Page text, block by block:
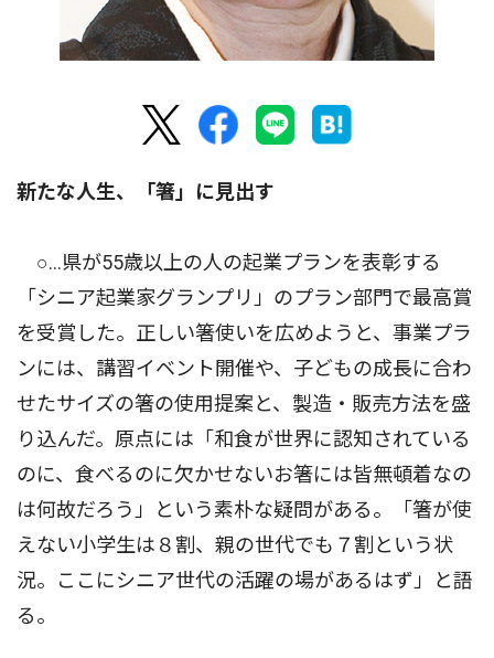
新たな人生、「箸」に見出す
○…県が55歳以上の人の起業プランを表彰する
「シニア起業家グランプリ」のプラン部門で最高賞
を受賞した。正しい箸使いを広めようと、事業プラ
ンには、講習イベント開催や、子どもの成長に合わ
せたサイズの箸の使用提案と、製造・販売方法を盛
り込んだ。原点には「和食が世界に認知されている
のに、食べるのに欠かせないお箸には皆無頓着なの
は何故だろう」という素朴な疑問がある。「箸が使
えない小学生は８割、親の世代でも７割という状
況。ここにシニア世代の活躍の場があるはず」と語
る。